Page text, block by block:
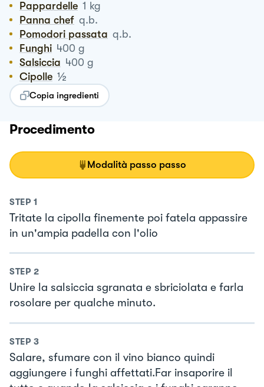
Pappardelle 1 kg
Panna chef q.b.
Pomodori passata q.b.
Funghi 400 g
Salsiccia 400 g
Cipolle ½
Copia ingredienti
Procedimento
Modalità passo passo
STEP 1
Tritate la cipolla finemente poi fatela appassire
in un'ampia padella con l'olio
STEP 2
Unire la salsiccia sgranata e sbriciolata e farla
rosolare per qualche minuto.
STEP 3
Salare, sfumare con il vino bianco quindi
aggiungere i funghi affettati.Far insaporire il